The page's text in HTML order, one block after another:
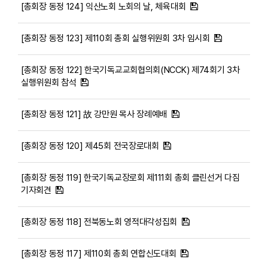
[총회장 동정 124] 익산노회 노회의 날, 체육대회
[총회장 동정 123] 제110회 총회 실행위원회 3차 임시회
[총회장 동정 122] 한국기독교교회협의회(NCCK) 제74회기 3차
실행위원회 참석
[총회장 동정 121] 故 강만원 목사 장례예배
[총회장 동정 120] 제45회 전국장로대회
[총회장 동정 119] 한국기독교장로회 제111회 총회 클린선거 다짐
기자회견
[총회장 동정 118] 전북동노회 영적대각성집회
[총회장 동정 117] 제110회 총회 연합신도대회